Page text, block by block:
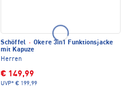
Schöffel · Okere 3in1 Funktionsjacke
mit Kapuze
Herren
€ 149,99
UVP* € 199,99